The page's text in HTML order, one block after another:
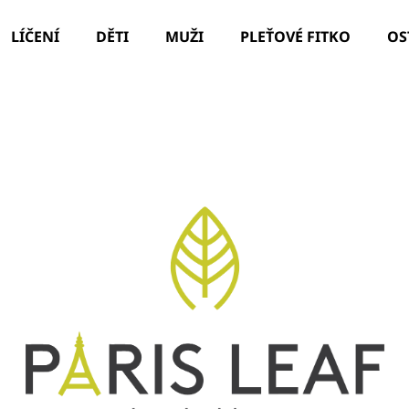
LÍČENÍ DĚTI MUŽI PLEŤOVÉ FITKO
Doporučujeme
ILCSI ČISTÍCÍ GEL - MYDLICE LÉKAŘSKÁ
PARIS LEAF